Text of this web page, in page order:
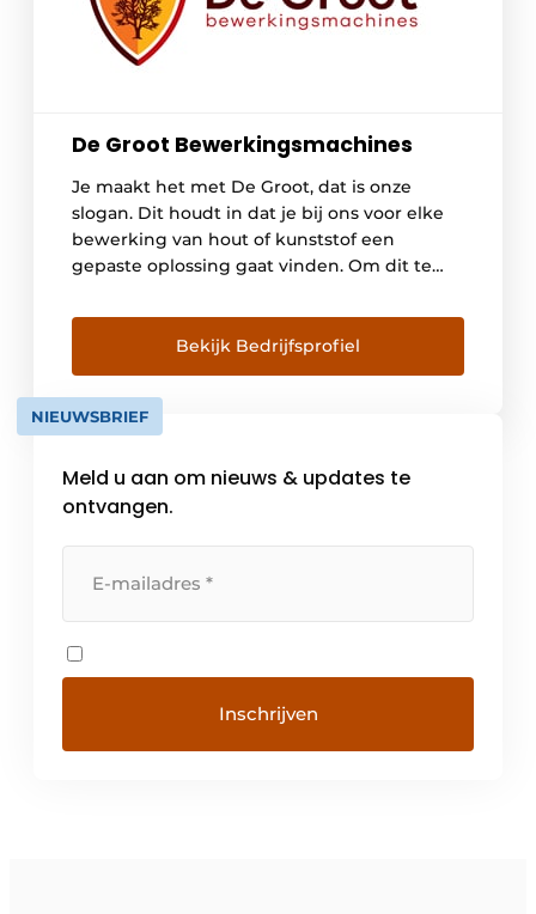
De Groot Bewerkingsmachines
Je maakt het met De Groot, dat is onze
slogan. Dit houdt in dat je bij ons voor elke
bewerking van hout of kunststof een
gepaste oplossing gaat vinden. Om dit te
volgende vijf beloften. Duurzame
samenwerking Met trots noemen wij ons
een familiebedrijf. Met veel van onze klanten
[…]
Bekijk Bedrijfsprofiel
NIEUWSBRIEF
Meld u aan om nieuws & updates te
ontvangen.